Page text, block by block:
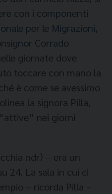
con i componenti
per le Migrazioni,
Corrado
giornate dove
toccare con mano la
è come se avessimo
la signora Pilla,
nei giorni
ndr) – era un
24. La sala in cui ci
– ricorda Pilla –